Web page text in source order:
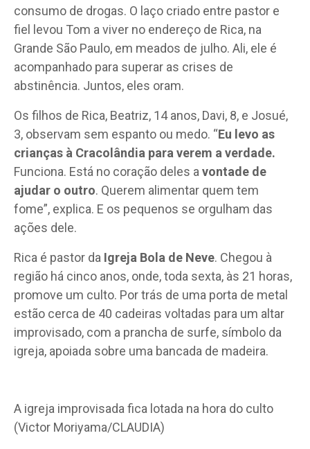
consumo de drogas. O laço criado entre pastor e
fiel levou Tom a viver no endereço de Rica, na
Grande São Paulo, em meados de julho. Ali, ele é
acompanhado para superar as crises de
abstinência. Juntos, eles oram.
Os filhos de Rica, Beatriz, 14 anos, Davi, 8, e Josué,
3, observam sem espanto ou medo. “Eu levo as
crianças à Cracolândia para verem a verdade.
Funciona. Está no coração deles a vontade de
ajudar o outro. Querem alimentar quem tem
fome”, explica. E os pequenos se orgulham das
ações dele.
Rica é pastor da Igreja Bola de Neve. Chegou à
região há cinco anos, onde, toda sexta, às 21 horas,
promove um culto. Por trás de uma porta de metal
estão cerca de 40 cadeiras voltadas para um altar
improvisado, com a prancha de surfe, símbolo da
igreja, apoiada sobre uma bancada de madeira.
A igreja improvisada fica lotada na hora do culto
(Victor Moriyama/CLAUDIA)